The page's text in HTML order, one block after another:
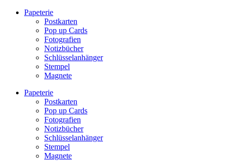
Papeterie
Postkarten
Pop up Cards
Fotografien
Notizbücher
Schlüsselanhänger
Stempel
Magnete
Papeterie
Postkarten
Pop up Cards
Fotografien
Notizbücher
Schlüsselanhänger
Stempel
Magnete